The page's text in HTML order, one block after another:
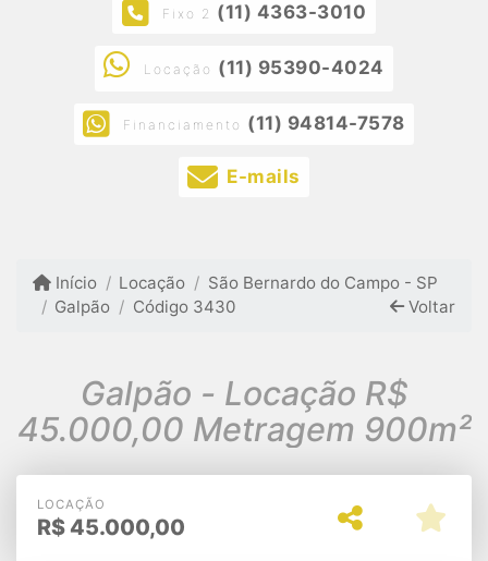
Fixo 2 (11) 4363-3010
Locação (11) 95390-4024
Financiamento (11) 94814-7578
E-mails
Início Locação
São Bernardo do Campo - SP
Galpão
Código 3430 Voltar
Galpão - Locação R$
45.000,00 Metragem 900m²
LOCAÇÃO
R$ 45.000,00